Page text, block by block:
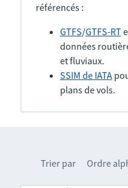
référencés :
GTFS/GTFS-RT
données
et fluviaux.
SSIM de IATA
plans de vols.
Trier par Ordre